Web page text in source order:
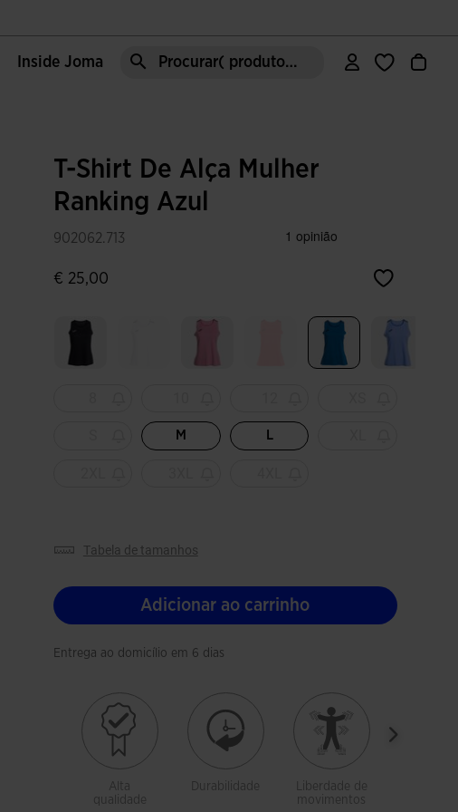
Inside Joma Procurar( produto, moda, área, etc)
T-Shirt De Alça Mulher
Ranking Azul
902062.713
€ 25,00
M L
tabela de tamanhos
Adicionar ao carrinho
Entrega ao domicílio em 6 dias
Alta
qualidade
Durabilidade
Liberdade de
movimentos